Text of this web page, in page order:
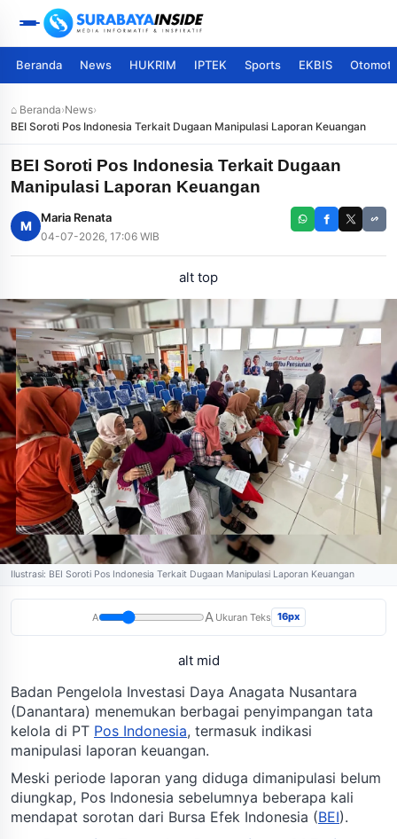
Beranda News HUKRIM IPTEK Sports EKBIS
⌂ Beranda›News›
BEI Soroti Pos Indonesia Terkait Dugaan Manipulasi Laporan Keuangan
BEI Soroti Pos Indonesia Terkait Dugaan
Manipulasi Laporan Keuangan
M
Maria Renata
04-07-2026, 17:06 WIB
alt top
Ilustrasi: BEI Soroti Pos Indonesia Terkait Dugaan Manipulasi Laporan Keuangan
A A Ukuran Teks 16px
alt mid
Badan Pengelola Investasi Daya Anagata Nusantara
(Danantara) menemukan berbagai penyimpangan tata
kelola di PT Pos Indonesia, termasuk indikasi
manipulasi laporan keuangan.
Meski periode laporan yang diduga dimanipulasi belum
diungkap, Pos Indonesia sebelumnya beberapa kali
mendapat sorotan dari Bursa Efek Indonesia (BEI).